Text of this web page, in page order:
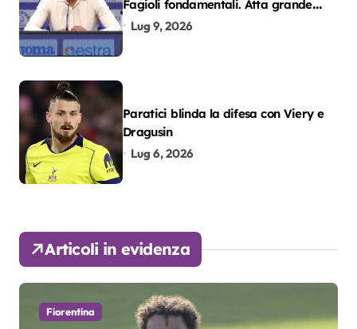
Fagioli fondamentali. Atta grande
colpo”
Lug 9, 2026
Paratici blinda la difesa con Viery e
Dragusin
Lug 6, 2026
Articoli in evidenza
Fiorentina